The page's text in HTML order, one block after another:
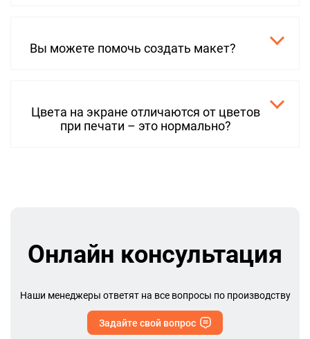
Вы можете помочь создать макет?
Цвета на экране отличаются от цветов
при печати – это нормально?
Онлайн консультация
Наши менеджеры ответят на все вопросы по производству
Задайте свой вопрос